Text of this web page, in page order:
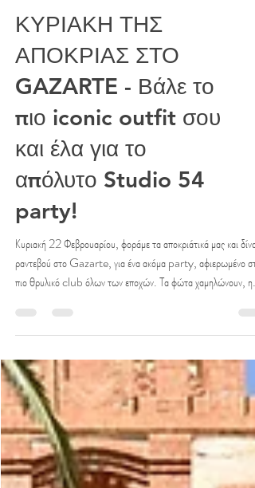
ΚΥΡΙΑΚΗ ΤΗΣ
ΑΠΟΚΡΙΑΣ ΣΤΟ
GAZARTE - Βάλε το
πιο iconic outfit σου
και έλα για το
απόλυτο Studio 54
party!
ραντεβού στο Gazarte, για ένα ακόμα party, αφιερωμένο στο
πιο θρυλικό club όλων των εποχών. Τα φώτα χαμηλώνουν, η
διάθεση ανεβαίνει και το πνεύμα του Studio 54 ζωντανεύει…
όχι στη Νέα Υόρκη, αλλά στην καρδιά του Γκαζιού. Για άλλη μια
βραδιά θα κάνουμε αυτό που ξέρουμε καλύτερα από τον καθένα!
Με τον Γιώργο Ζερβό στο τιμόνι, το live μετατρέπεται σε μια
καταιγιστική καρναβαλική μουσική εμπειρία, γεμάτη απόλυτα